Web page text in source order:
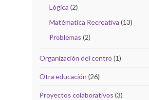
Lógica (2)
Matématica Recreativa (13)
Problemas (2)
Organización del centro (1)
Otra educación (26)
Proyectos colaborativos (3)